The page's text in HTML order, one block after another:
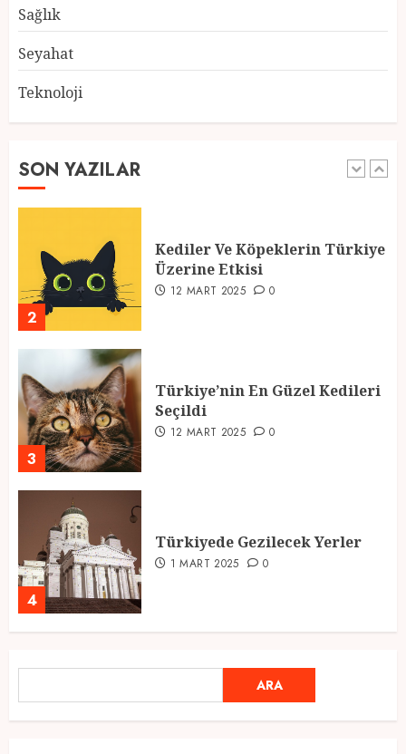
Sağlık
Seyahat
Teknoloji
SON YAZILAR
5
1
2025 En İyi Yaz Tatilleri
2
Kediler Ve Köpeklerin Türkiye
Üzerine Etkisi
12 MART 2025 0
3
Türkiye’nin En Güzel Kedileri
Seçildi
12 MART 2025 0
4
Türkiyede Gezilecek Yerler
1 MART 2025 0
Ramazan Ayı 2025: Manevi
Atmosfer ve Özel Hazırlıklar
ARA